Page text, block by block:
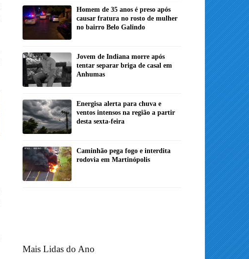
Homem de 35 anos é preso após
causar fratura no rosto de mulher
no bairro Belo Galindo
Jovem de Indiana morre após
tentar separar briga de casal em
Anhumas
Energisa alerta para chuva e
ventos intensos na região a partir
desta sexta-feira
Caminhão pega fogo e interdita
rodovia em Martinópolis
Mais Lidas do Ano